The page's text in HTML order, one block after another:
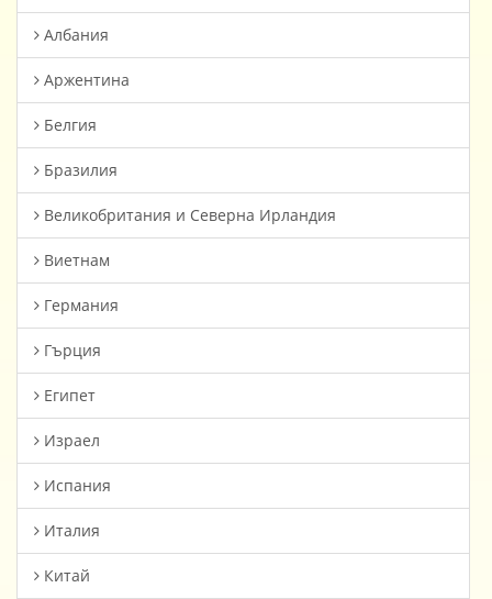
Албания
Аржентина
Белгия
Бразилия
Великобритания и Северна Ирландия
Виетнам
Германия
Гърция
Египет
Израел
Испания
Италия
Китай